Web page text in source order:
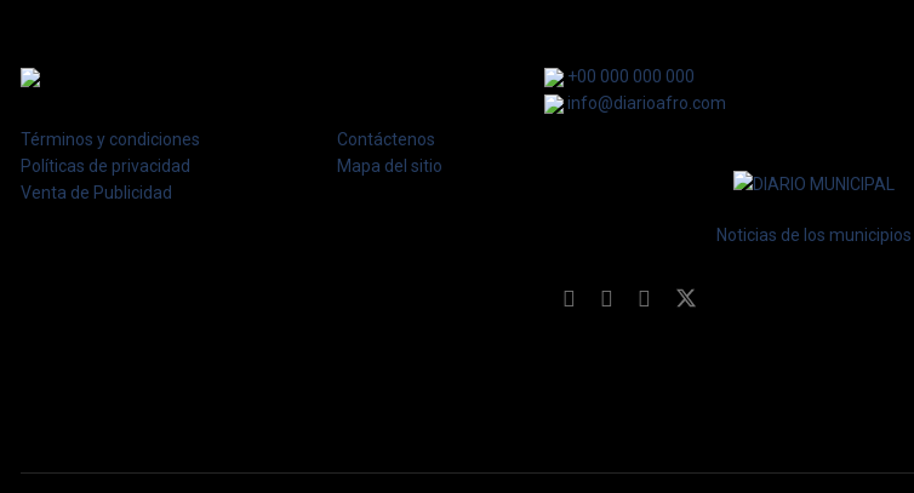
Términos y condiciones
Políticas de privacidad
Venta de Publicidad
Contáctenos
Mapa del sitio
+00 000 000 000
info@diarioafro.com
Noticias de los municipios